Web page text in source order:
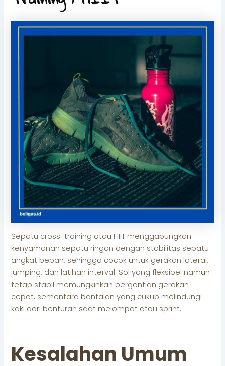
Sepatu cross-training atau HIIT menggabungkan
kenyamanan sepatu ringan dengan stabilitas sepatu
angkat beban, sehingga cocok untuk gerakan lateral,
jumping, dan latihan interval. Sol yang fleksibel namun
tetap stabil memungkinkan pergantian gerakan
cepat, sementara bantalan yang cukup melindungi
kaki dari benturan saat melompat atau sprint.
Kesalahan Umum